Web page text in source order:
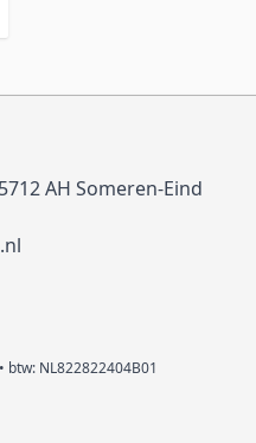
AH Someren-Eind
btw: NL822822404B01